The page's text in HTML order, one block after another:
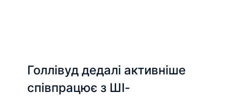
Голлівуд дедалі активніше
співпрацює з ШІ-